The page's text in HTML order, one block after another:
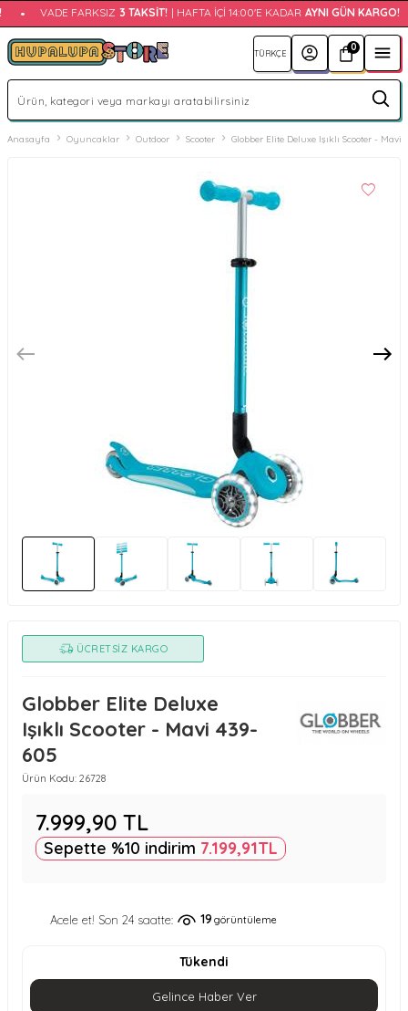
VADE FARKSIZ 3 TAKSIT! | HAFTA İÇI 14:00'E KADAR AYNI GÜN KARGO!
0
Anasayfa Oyuncaklar Outdoor Scooter Globber Elite Deluxe Işıklı Scooter - Mavi
ÜCRETSIZ KARGO
Globber Elite Deluxe
Işıklı Scooter - Mavi 439-
605
Ürün Kodu: 26728
7.999,90 TL
Sepette %10 indirim 7.199,91TL
Acele et! Son 24 saatte: 19 görüntüleme
Tükendi
Gelince Haber Ver